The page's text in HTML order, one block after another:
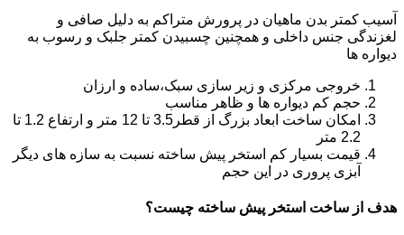
آسیب کمتر بدن ماهیان در پرورش متراکم به دلیل صافی و
لغزندگی جنس داخلی و همچنین چسبیدن کمتر جلبک و رسوب به
دیواره ها
خروجی مرکزی و زیر سازی سبک،ساده و ارزان
حجم کم دیواره ها و ظاهر مناسب
امکان ساخت ابعاد بزرگ از قطر3.5 تا 12 متر و ارتفاع 1.2 تا
2.2 متر
قیمت بسیار کم استخر پیش ساخته نسبت به سازه های دیگر
آبزی پروری در این حجم
هدف از ساخت استخر پیش ساخته چیست؟